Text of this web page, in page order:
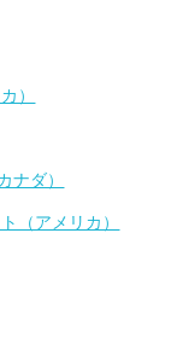
）
ナダ）
（アメリカ）